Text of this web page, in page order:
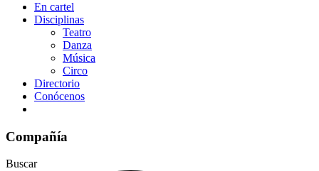
En cartel
Disciplinas
Teatro
Danza
Música
Circo
Directorio
Conócenos
Compañía
Buscar